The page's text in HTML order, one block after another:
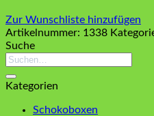
Zur Wunschliste hinzufügen
Artikelnummer: 1338
Suche
Suchen
Kategorien
Schokoboxen